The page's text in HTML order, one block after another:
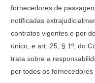
fornecedores de
notificadas
contratos vigentes e por
único, e art. 25, § 1º, do
trata sobre a
por todos os